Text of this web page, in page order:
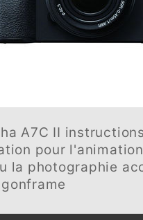
A7C II
pour
la photographie